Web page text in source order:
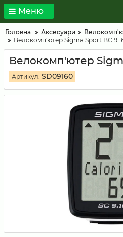
Меню
Головна Аксесуари
Велокомп'ютер Sigma Sport BC
Велокомп'ютер
Артикул: SD09160